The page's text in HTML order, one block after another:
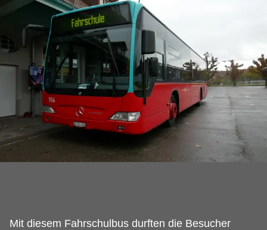
Mit diesem Fahrschulbus durften die Besucher